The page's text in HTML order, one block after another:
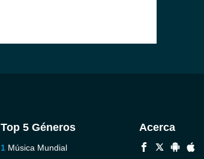
Top 5 Géneros
Música Mundial
Acerca